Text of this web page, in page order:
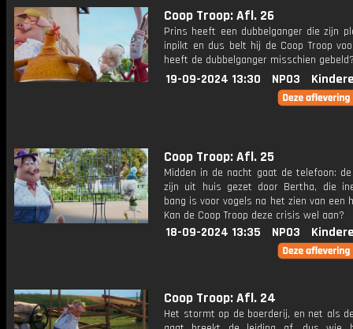
Coop Troop: Afl. 26
Prins heeft een dubbelganger die zijn
inpikt en dus belt hij de Coop Troop
heeft de dubbelganger misschien
19-09-2024 13:30 NPO3
Coop Troop: Afl. 25
Midden in de nacht gaat de telefoon:
zijn uit huis gezet door Bertha, die
bang is voor vogels na het zien van een
Kan de Coop Troop deze crisis wel aan?
18-09-2024 13:35 NPO3
Coop Troop: Afl. 24
Het stormt op de boerderij, en net als